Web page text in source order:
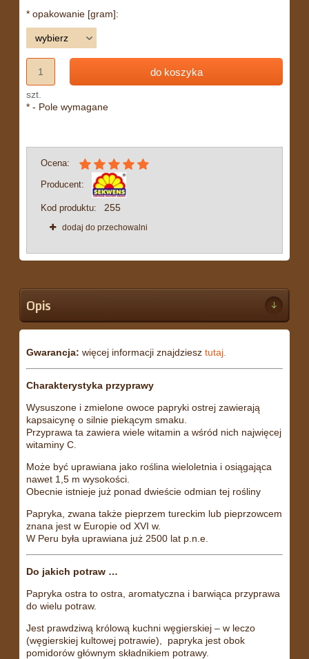
* opakowanie [gram]:
szt.
do koszyka
* - Pole wymagane
Ocena:
Producent:
Kod produktu: 255
dodaj do przechowalni
Opis
Gwarancja: więcej informacji znajdziesz tutaj.
Charakterystyka przyprawy
Wysuszone i zmielone owoce papryki ostrej zawierają
kapsaicynę o silnie piekącym smaku.
Przyprawa ta zawiera wiele witamin a wśród nich najwięcej
witaminy C.
Może być uprawiana jako roślina wieloletnia i osiągająca
nawet 1,5 m wysokości.
Obecnie istnieje już ponad dwieście odmian tej rośliny
Papryka, zwana także pieprzem tureckim lub pieprzowcem
znana jest w Europie od XVI w.
W Peru była uprawiana już 2500 lat p.n.e.
Do jakich potraw …
Papryka ostra to ostra, aromatyczna i barwiąca przyprawa
do wielu potraw.
Jest prawdziwą królową kuchni węgierskiej – w leczo
(węgierskiej kultowej potrawie), papryka jest obok
pomidorów głównym składnikiem potrawy.